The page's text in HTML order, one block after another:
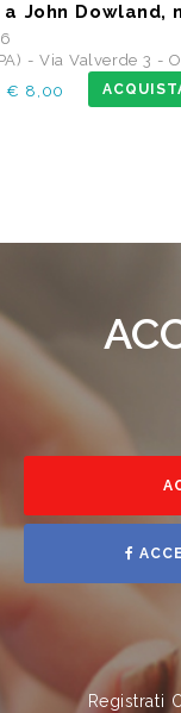
Via Valverde 3 - Oratorio Santa
€ 8,00
Registrati